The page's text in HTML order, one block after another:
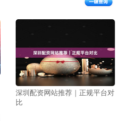
深圳配资网站推荐｜正规平台对
比